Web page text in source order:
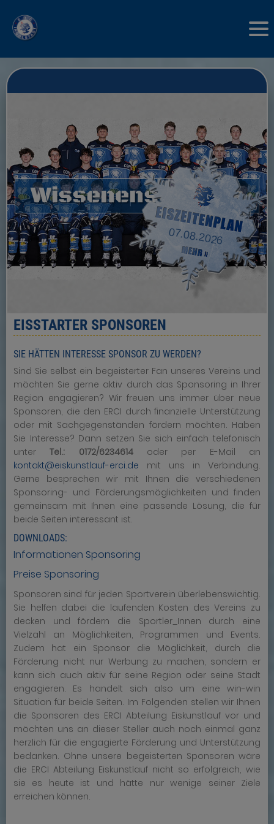
07.08.2026
Wissenenswertes
EISSTARTER SPONSOREN
SIE HÄTTEN INTERESSE SPONSOR ZU WERDEN?
Sind Sie selbst ein begeisterter Fan unseres Vereins und
möchten Sie gerne aktiv durch das Sponsoring in Ihrer
Region engagieren? Wir freuen uns immer über neue
Sponsoren, die den ERCI durch finanzielle Unterstützung
oder mit Sachgegenständen fördern möchten. Haben
Sie Interesse? Dann setzen Sie sich einfach telefonisch
unterTel.: 0172/6234614oder per E-Mail an
kontakt@eiskunstlauf-erci.de mit uns in Verbindung.
Gerne besprechen wir mit Ihnen die verschiedenen
Sponsoring- und Förderungsmöglichkeiten und finden
gemeinsam mit Ihnen eine passende Lösung, die für
beide Seiten interessant ist.
DOWNLOADS:
Informationen Sponsoring
Preise Sponsoring
Sponsoren sind für jeden Sportverein überlebenswichtig.
Sie helfen dabei die laufenden Kosten des Vereins zu
decken und fördern die Sportler_Innen durch eine
Vielzahl an Möglichkeiten, Programmen und Events.
Zudem hat ein Sponsor die Möglichkeit, durch die
Förderung nicht nur Werbung zu machen, sondern er
kann sich auch aktiv für seine Region oder seine Stadt
engagieren. Es handelt sich also um eine win-win
Situation für beide Seiten. Im Folgenden stellen wir Ihnen
die Sponsoren des ERCI Abteilung Eiskunstlauf vor und
möchten uns an dieser Steller auch noch einmal ganz
herzlich für die engagierte Förderung und Unterstützung
bedanken. Ohne unsere begeisterten Sponsoren wäre
die ERCI Abteilung Eiskunstlauf nicht so erfolgreich, wie
sie es heute ist und hätte nur wenige seiner Ziele
erreichen können.